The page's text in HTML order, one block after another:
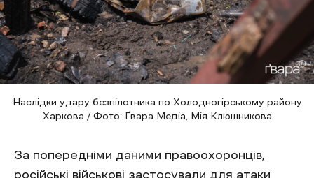
Наслідки удару безпілотника по Холодногірському району
Харкова / Фото: Ґвара Медіа, Мія Клюшникова
За попередніми даними правоохоронців,
російські військові застосували для атаки